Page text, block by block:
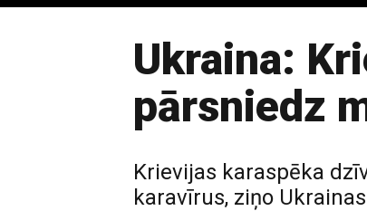
Ukraina:
pārsniedz
Krievijas karaspēka
karavīrus, ziņo